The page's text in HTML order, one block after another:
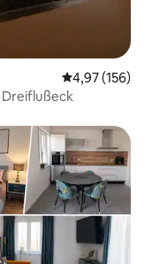
4,97 (156)
Dreiflußeck